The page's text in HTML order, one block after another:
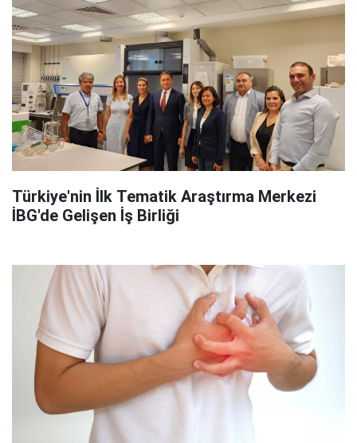
Türkiye'nin İlk Tematik Araştırma Merkezi
İBG'de Gelişen İş Birliği